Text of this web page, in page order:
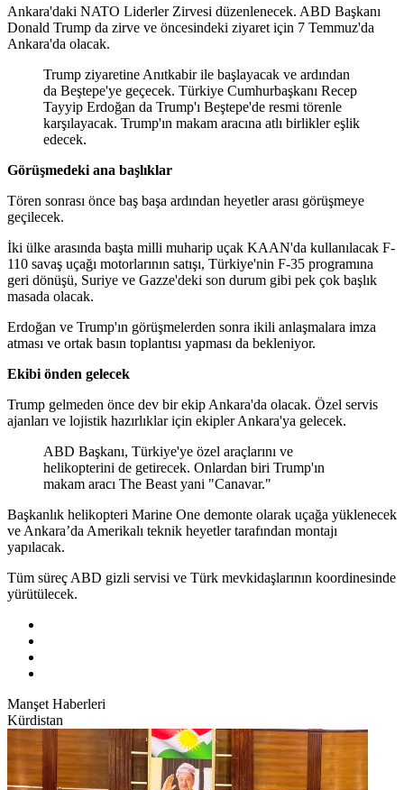
Ankara'daki NATO Liderler Zirvesi düzenlenecek. ABD Başkanı
Donald Trump da zirve ve öncesindeki ziyaret için 7 Temmuz'da
Ankara'da olacak.
Trump ziyaretine Anıtkabir ile başlayacak ve ardından
da Beştepe'ye geçecek. Türkiye Cumhurbaşkanı Recep
Tayyip Erdoğan da Trump'ı Beştepe'de resmi törenle
karşılayacak. Trump'ın makam aracına atlı birlikler eşlik
edecek.
Görüşmedeki ana başlıklar
Tören sonrası önce baş başa ardından heyetler arası görüşmeye
geçilecek.
İki ülke arasında başta milli muharip uçak KAAN'da kullanılacak F-
110 savaş uçağı motorlarının satışı, Türkiye'nin F-35 programına
geri dönüşü, Suriye ve Gazze'deki son durum gibi pek çok başlık
masada olacak.
Erdoğan ve Trump'ın görüşmelerden sonra ikili anlaşmalara imza
atması ve ortak basın toplantısı yapması da bekleniyor.
Ekibi önden gelecek
Trump gelmeden önce dev bir ekip Ankara'da olacak. Özel servis
ajanları ve lojistik hazırlıklar için ekipler Ankara'ya gelecek.
ABD Başkanı, Türkiye'ye özel araçlarını ve
helikopterini de getirecek. Onlardan biri Trump'ın
makam aracı The Beast yani "Canavar."
Başkanlık helikopteri Marine One demonte olarak uçağa yüklenecek
ve Ankara’da Amerikalı teknik heyetler tarafından montajı
yapılacak.
Tüm süreç ABD gizli servisi ve Türk mevkidaşlarının koordinesinde
yürütülecek.
Manşet Haberleri
Kürdistan